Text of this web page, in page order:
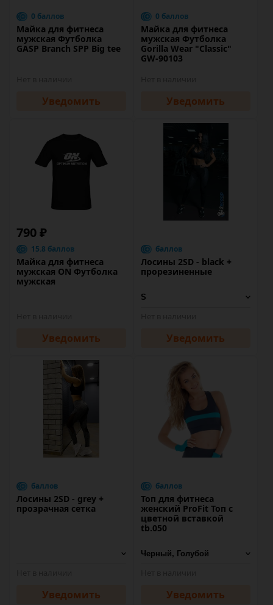
0 баллов
Майка для фитнеса
мужская Футболка
GASP Branch SPP Big tee
Уведомить
0 баллов
Майка для фитнеса
мужская Футболка
Gorilla Wear "Classic"
GW-90103
Уведомить
790 ₽
15.8 баллов
Майка для фитнеса
мужская ON Футболка
мужская
Уведомить
баллов
Лосины 2SD - black +
прорезиненные
Уведомить
баллов
Лосины 2SD - grey +
прозрачная сетка
Уведомить
баллов
Топ для фитнеса
женский ProFit Топ с
цветной вставкой
tb.050
Уведомить